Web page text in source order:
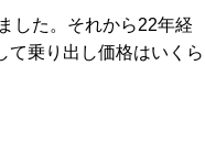
した。それから22年経
て乗り出し価格はいくら